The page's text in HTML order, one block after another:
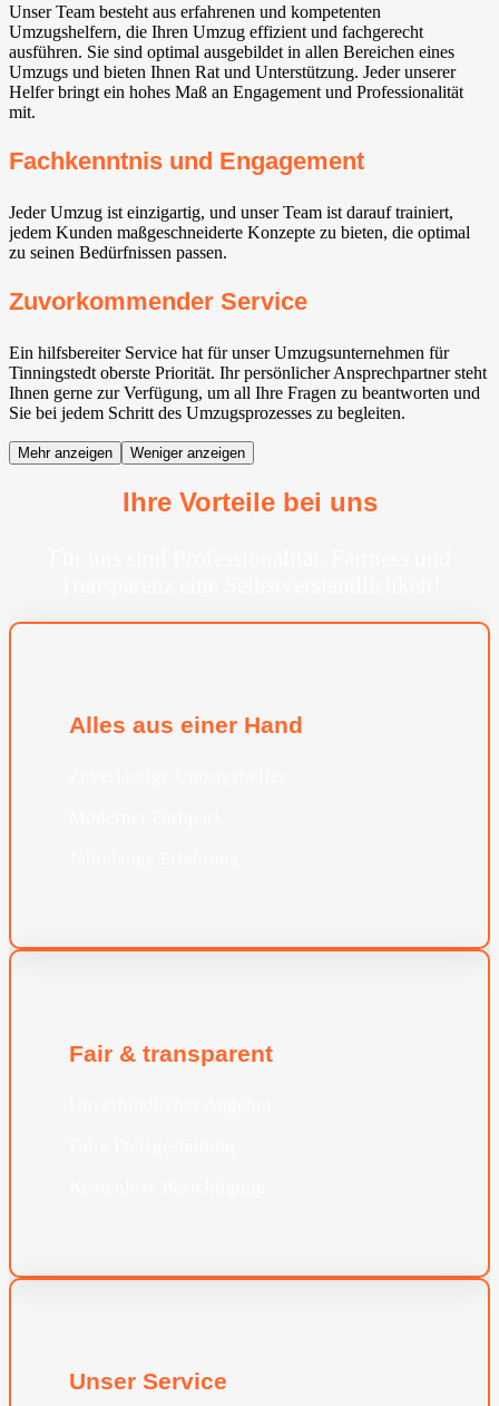
Unser Team besteht aus erfahrenen und kompetenten
Umzugshelfern, die Ihren Umzug effizient und fachgerecht
ausführen. Sie sind optimal ausgebildet in allen Bereichen eines
Umzugs und bieten Ihnen Rat und Unterstützung. Jeder unserer
Helfer bringt ein hohes Maß an Engagement und Professionalität
mit.
Fachkenntnis und Engagement
Jeder Umzug ist einzigartig, und unser Team ist darauf trainiert,
jedem Kunden maßgeschneiderte Konzepte zu bieten, die optimal
zu seinen Bedürfnissen passen.
Zuvorkommender Service
Ein hilfsbereiter Service hat für unser Umzugsunternehmen für
Tinningstedt oberste Priorität. Ihr persönlicher Ansprechpartner steht
Ihnen gerne zur Verfügung, um all Ihre Fragen zu beantworten und
Sie bei jedem Schritt des Umzugsprozesses zu begleiten.
Mehr anzeigen Weniger anzeigen
Ihre Vorteile bei uns
Alles aus einer Hand
Fair & transparent
Unser Service